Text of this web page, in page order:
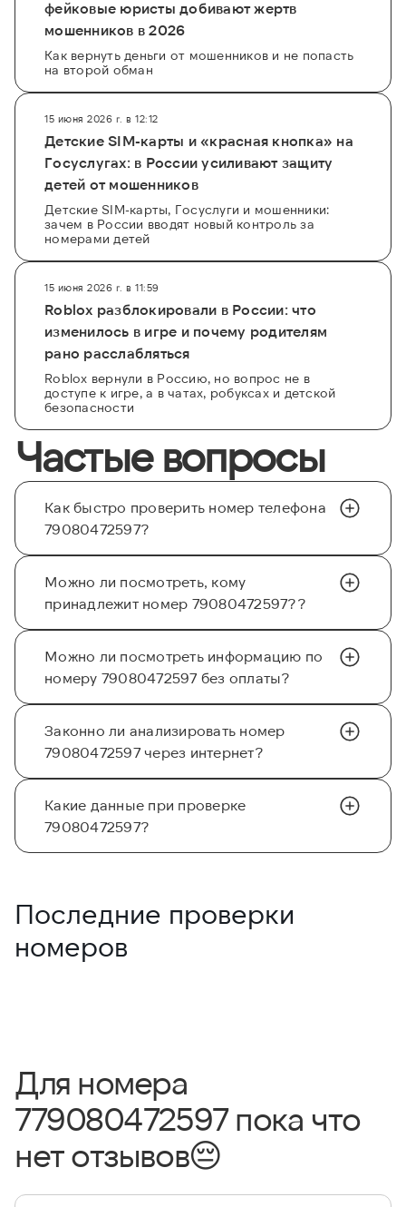
фейковые юристы добивают жертв
мошенников в 2026
Как вернуть деньги от мошенников и не попасть
на второй обман
15 июня 2026 г. в 12:12
Детские SIM-карты и «красная кнопка» на
Госуслугах: в России усиливают защиту
детей от мошенников
Детские SIM-карты, Госуслуги и мошенники:
зачем в России вводят новый контроль за
номерами детей
15 июня 2026 г. в 11:59
Roblox разблокировали в России: что
изменилось в игре и почему родителям
рано расслабляться
Roblox вернули в Россию, но вопрос не в
доступе к игре, а в чатах, робуксах и детской
безопасности
Частые вопросы
Как быстро проверить номер телефона
79080472597?
Можно ли посмотреть, кому
принадлежит номер 79080472597??
Можно ли посмотреть информацию по
номеру 79080472597 без оплаты?
Законно ли анализировать номер
79080472597 через интернет?
Какие данные при проверке
79080472597?
Последние проверки
номеров
Для номера
779080472597 пока что
нет отзывов😔